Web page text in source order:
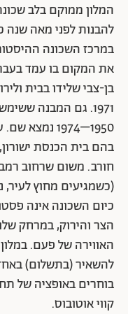
המלון ממוקם בלב
להבנות לפני מאה שנה
במרכז השכונה
את המקום בו עמד
בן-צבי שלידו בבית
1971. גם המבנה
1950–1974
בהם בית הכנסת
חורב. משום שרחוב
(כשמגיעים מחוץ
כיום השכונה אינה
הצר והירוק, במרחק
האווירה של פעם.
להשאיר (בתשלום)
בוחרים באופציה של
קווי אוטובוס.